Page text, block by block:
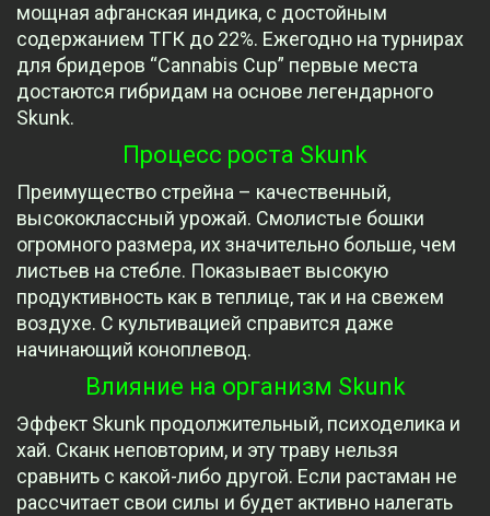
мощная афганская индика, с достойным
содержанием ТГК до 22%. Ежегодно на турнирах
для бридеров “Cannabis Cup” первые места
достаются гибридам на основе легендарного
Skunk.
Процесс роста Skunk
Преимущество стрейна – качественный,
высококлассный урожай. Смолистые бошки
огромного размера, их значительно больше, чем
листьев на стебле. Показывает высокую
продуктивность как в теплице, так и на свежем
воздухе. С культивацией справится даже
начинающий коноплевод.
Влияние на организм Skunk
Эффект Skunk продолжительный, психоделика и
хай. Сканк неповторим, и эту траву нельзя
сравнить с какой-либо другой. Если растаман не
рассчитает свои силы и будет активно налегать